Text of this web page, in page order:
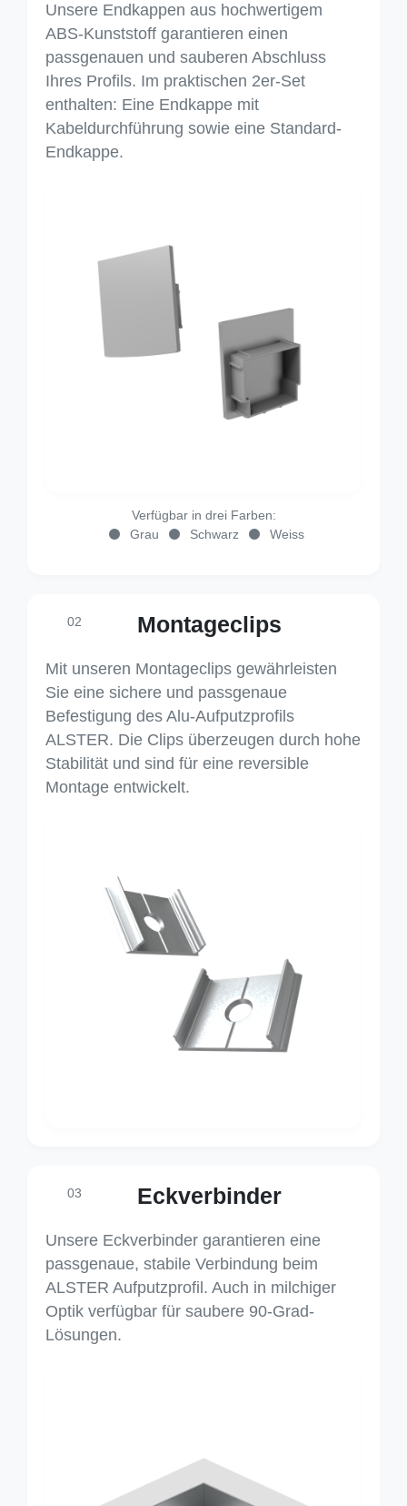
Unsere Endkappen aus hochwertigem
ABS-Kunststoff garantieren einen
passgenauen und sauberen Abschluss
Ihres Profils. Im praktischen 2er-Set
enthalten: Eine Endkappe mit
Kabeldurchführung sowie eine Standard-
Endkappe.
Verfügbar in drei Farben:
Grau
Schwarz Weiss
02 Montageclips
Mit unseren Montageclips gewährleisten
Sie eine sichere und passgenaue
Befestigung des Alu-Aufputzprofils
ALSTER. Die Clips überzeugen durch hohe
Stabilität und sind für eine reversible
Montage entwickelt.
03 Eckverbinder
Unsere Eckverbinder garantieren eine
passgenaue, stabile Verbindung beim
ALSTER Aufputzprofil. Auch in milchiger
Optik verfügbar für saubere 90-Grad-
Lösungen.